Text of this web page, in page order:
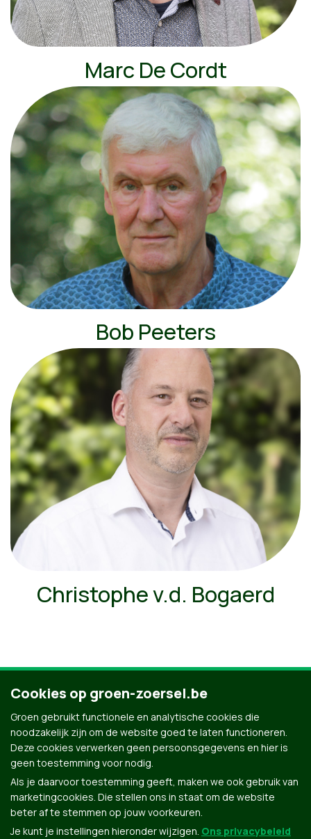
Marc De Cordt
Bob Peeters
Christophe v.d. Bogaerd
Ontdek al onze mensen
Cookies op groen-zoersel.be
Groen gebruikt functionele en analytische cookies die
noodzakelijk zijn om de website goed te laten functioneren.
Deze cookies verwerken geen persoonsgegevens en hier is
geen toestemming voor nodig.
Als je daarvoor toestemming geeft, maken we ook gebruik van
marketingcookies. Die stellen ons in staat om de website
beter af te stemmen op jouw voorkeuren.
Je kunt je instellingen hieronder wijzigen. Ons privacybeleid